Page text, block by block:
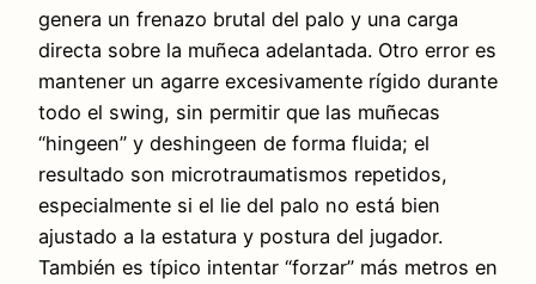
genera un frenazo brutal del palo y una carga
directa sobre la muñeca adelantada. Otro error es
mantener un agarre excesivamente rígido durante
todo el swing, sin permitir que las muñecas
“hingeen” y deshingeen de forma fluida; el
resultado son microtraumatismos repetidos,
especialmente si el lie del palo no está bien
ajustado a la estatura y postura del jugador.
También es típico intentar “forzar” más metros en